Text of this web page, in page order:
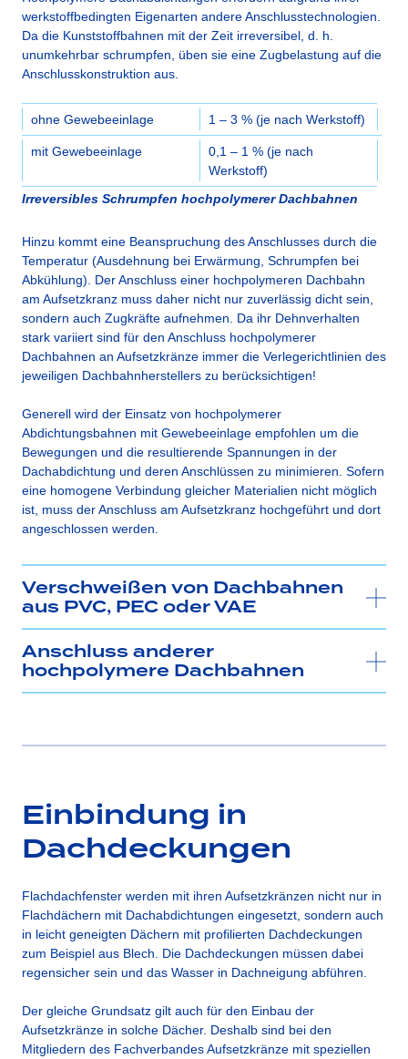
werkstoffbedingten Eigenarten andere Anschlusstechnologien.
Da die Kunststoffbahnen mit der Zeit irreversibel, d. h.
unumkehrbar schrumpfen, üben sie eine Zugbelastung auf die
Anschlusskonstruktion aus.
ohne Gewebeeinlage 1 – 3 % (je nach Werkstoff)
mit Gewebeeinlage
0,1 – 1 % (je nach
Werkstoff)
Irreversibles Schrumpfen hochpolymerer Dachbahnen
Hinzu kommt eine Beanspruchung des Anschlusses durch die
Temperatur (Ausdehnung bei Erwärmung, Schrumpfen bei
Abkühlung). Der Anschluss einer hochpolymeren Dachbahn
am Aufsetzkranz muss daher nicht nur zuverlässig dicht sein,
sondern auch Zugkräfte aufnehmen. Da ihr Dehnverhalten
stark variiert sind für den Anschluss hochpolymerer
Dachbahnen an Aufsetzkränze immer die Verlegerichtlinien des
jeweiligen Dachbahnherstellers zu berücksichtigen!
Generell wird der Einsatz von hochpolymerer
Abdichtungsbahnen mit Gewebeeinlage empfohlen um die
Bewegungen und die resultierende Spannungen in der
Dachabdichtung und deren Anschlüssen zu minimieren. Sofern
eine homogene Verbindung gleicher Materialien nicht möglich
ist, muss der Anschluss am Aufsetzkranz hochgeführt und dort
angeschlossen werden.
Verschweißen von Dachbahnen
aus PVC, PEC oder VAE
Anschluss anderer
hochpolymere Dachbahnen
Einbindung in
Dachdeckungen
Flachdachfenster werden mit ihren Aufsetzkränzen nicht nur in
Flachdächern mit Dachabdichtungen eingesetzt, sondern auch
in leicht geneigten Dächern mit profilierten Dachdeckungen
zum Beispiel aus Blech. Die Dachdeckungen müssen dabei
regensicher sein und das Wasser in Dachneigung abführen.
Der gleiche Grundsatz gilt auch für den Einbau der
Aufsetzkränze in solche Dächer. Deshalb sind bei den
Mitgliedern des Fachverbandes Aufsetzkränze mit speziellen